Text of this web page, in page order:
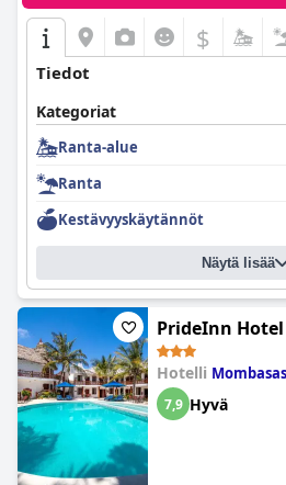
$
Tiedot
Kategoriat
Ranta-alue
Ranta
Kestävyyskäytännöt
Näytä lisää
PrideInn
Hotelli
7,9 Hyvä